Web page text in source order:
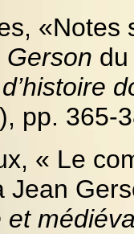
«Notes
pp. 365-
« Le
Jean
et